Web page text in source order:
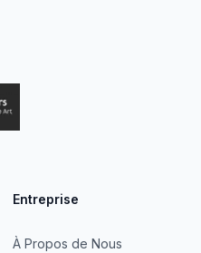
Entreprise
À Propos de Nous